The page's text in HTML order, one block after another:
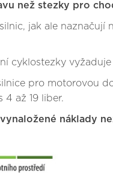
než stezky pro
jak ale naznačují
cyklostezky
pro motorovou
až 19 liber.
náklady